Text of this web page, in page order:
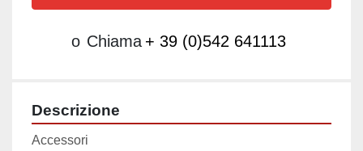
o Chiama + 39 (0)542 641113
Descrizione
Accessori